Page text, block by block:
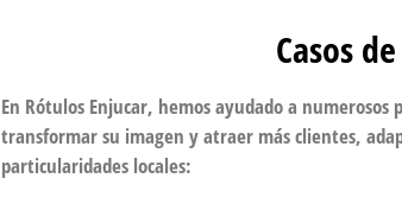
Casos
En Rótulos Enjucar, hemos ayudado a numerosos
transformar su imagen y atraer más clientes,
particularidades locales: